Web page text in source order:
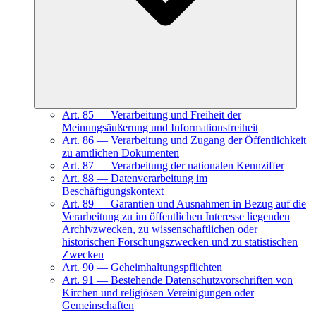
Art. 85 — Verarbeitung und Freiheit der
Meinungsäußerung und Informationsfreiheit
Art. 86 — Verarbeitung und Zugang der Öffentlichkeit
zu amtlichen Dokumenten
Art. 87 — Verarbeitung der nationalen Kennziffer
Art. 88 — Datenverarbeitung im
Beschäftigungskontext
Art. 89 — Garantien und Ausnahmen in Bezug auf die
Verarbeitung zu im öffentlichen Interesse liegenden
Archivzwecken, zu wissenschaftlichen oder
historischen Forschungszwecken und zu statistischen
Zwecken
Art. 90 — Geheimhaltungspflichten
Art. 91 — Bestehende Datenschutzvorschriften von
Kirchen und religiösen Vereinigungen oder
Gemeinschaften